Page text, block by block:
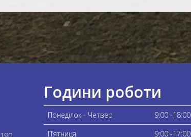
Години роботи
Понеділок - Четвер
9:00 -18:00
П’ятниця
9:00 -17:00